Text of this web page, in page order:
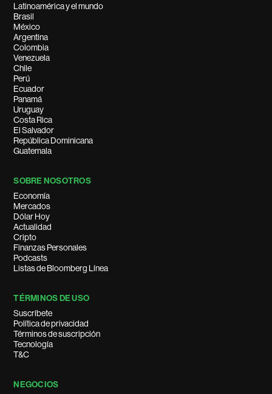
Latinoamérica y el mundo
Brasil
México
Argentina
Colombia
Venezuela
Chile
Perú
Ecuador
Panamá
Uruguay
Costa Rica
El Salvador
República Dominicana
Guatemala
SOBRE NOSOTROS
Economía
Mercados
Dólar Hoy
Actualidad
Cripto
Finanzas Personales
Podcasts
Listas de Bloomberg Línea
TÉRMINOS DE USO
Suscríbete
Política de privacidad
Términos de suscripción
Tecnología
T&C
NEGOCIOS